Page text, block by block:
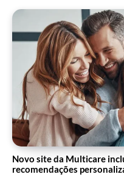
Novo site da Multicare
recomendações